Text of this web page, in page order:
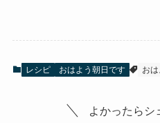
レシピ おはよう朝日です お
よかったらシ